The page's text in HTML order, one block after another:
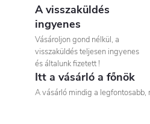
A visszaküldés
ingyenes
Vásároljon gond nélkül, a
visszaküldés teljesen ingyenes
és általunk fizetett !
Itt a vásárló a főnök
A vásárló mindig a legfontosabb,